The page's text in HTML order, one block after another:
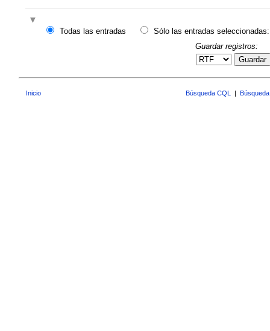
Todas las entradas
Sólo las entradas seleccionadas:
Guardar registros:
Guardar
Inicio Búsqueda CQL